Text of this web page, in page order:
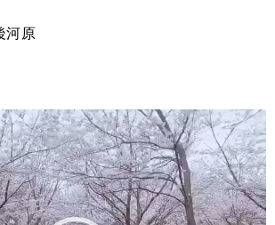
河原
動
画
プ
レ
ー